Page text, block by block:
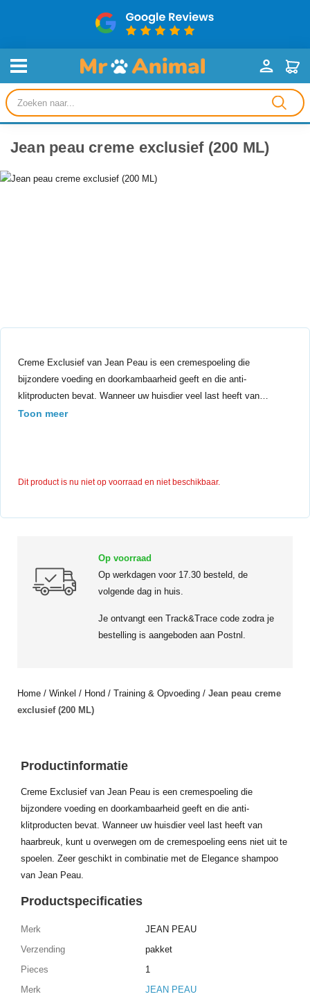
Producten
zoeken
Jean peau creme exclusief (200 ML)
Creme Exclusief van Jean Peau is een cremespoeling die
bijzondere voeding en doorkambaarheid geeft en die anti-
klitproducten bevat. Wanneer uw huisdier veel last heeft van…
Toon meer
Dit product is nu niet op voorraad en niet beschikbaar.
Op voorraad
Op werkdagen voor 17.30 besteld, de
volgende dag in huis.
Je ontvangt een Track&Trace code zodra je
bestelling is aangeboden aan Postnl.
Home / Winkel / Hond / Training & Opvoeding / Jean peau creme
exclusief (200 ML)
Productinformatie
Creme Exclusief van Jean Peau is een cremespoeling die
bijzondere voeding en doorkambaarheid geeft en die anti-
klitproducten bevat. Wanneer uw huisdier veel last heeft van
haarbreuk, kunt u overwegen om de cremespoeling eens niet uit te
spoelen. Zeer geschikt in combinatie met de Elegance shampoo
van Jean Peau.
Productspecificaties
Merk
JEAN PEAU
Verzending
pakket
Pieces
1
Merk
JEAN PEAU